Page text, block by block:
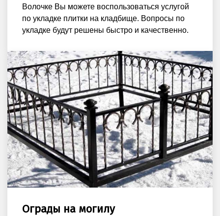
Волочке Вы можете воспользоваться услугой
по укладке плитки на кладбище. Вопросы по
укладке будут решены быстро и качественно.
Ограды на могилу